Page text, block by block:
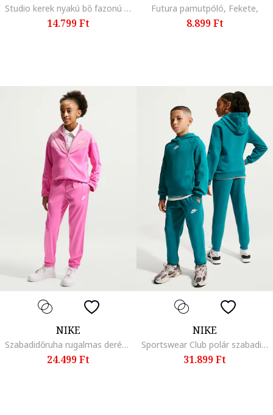
Studio kerek nyakú bő fazonú pulóver, Fehér, Fekete,
14.799 Ft
Futura pamutpóló, Fekete,
8.899 Ft
NIKE
Szabadidőruha rugalmas derékrésszel
24.499 Ft
NIKE
Sportswear Club polár szabadidőruha
31.899 Ft